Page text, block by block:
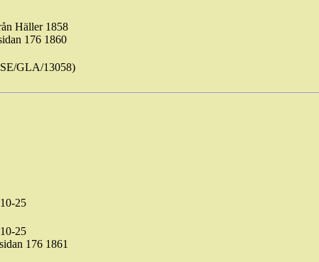
Häller 1858
176 1860
GLA/13058)
25
25
176 1861